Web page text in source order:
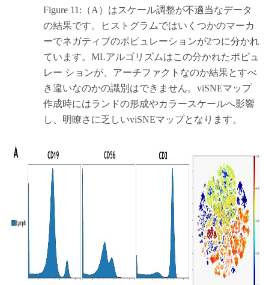
Figure 11:（A）はスケール調整が不適当なデータ
の結果です。ヒストグラムではいくつかのマーカ
ーでネガティブのポピュレーションが2つに分かれ
ています。MLアルゴリズムはこの分かれたポピュ
レー ションが、アーチファクトなのか結果とすべ
き違いなのかの識別はできません。viSNEマップ
作成時にはランドの形成やカラースケールへ影響
し、明瞭さに乏しいviSNEマップとなります。